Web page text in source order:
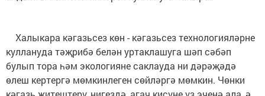
Халыкара кәгазьсез көн - кәгазьсез технологияләрне
куллануда тәҗрибә белән уртаклашуга шәп сәбәп
булып тора һәм экологияне саклауда ни дәрәҗәдә
өлеш кертергә мөмкинлеген сөйләргә мөмкин. Чөнки